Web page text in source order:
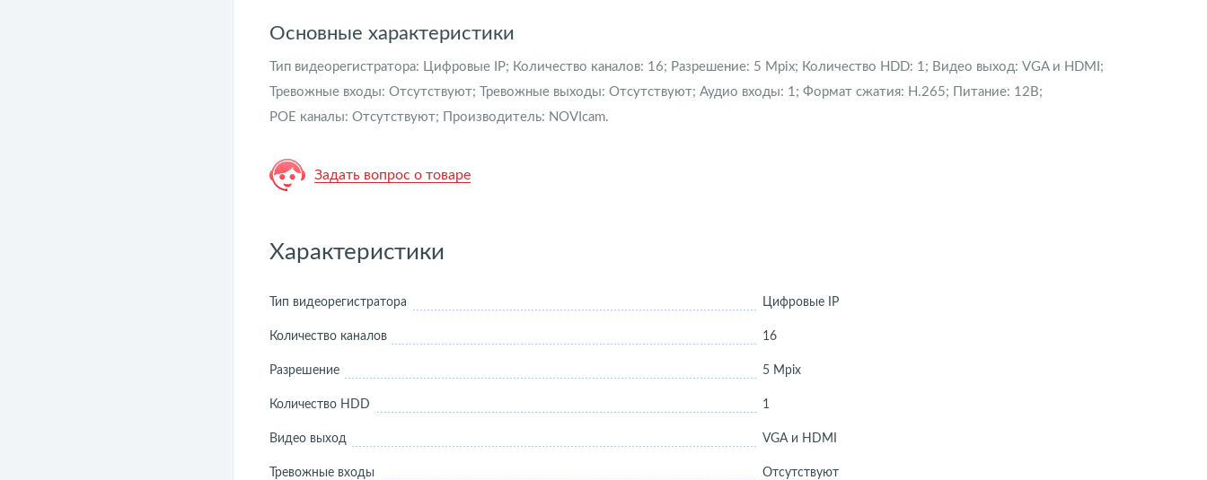
Основные характеристики
Тип видеорегистратора: Цифровые IP Количество каналов: 16 Разрешение: 5 Mpix Количество HDD: 1 Видео выход: VGA и HDMI
Тревожные входы: Отсутствуют Тревожные выходы: Отсутствуют Аудио входы: 1 Формат сжатия: H.265 Питание: 12В
POE каналы: Отсутствуют Производитель: NOVIcam
Задать вопрос о товаре
Характеристики
Тип видеорегистратора Цифровые IP
Количество каналов 16
Разрешение 5 Mpix
Количество HDD 1
Видео выход VGA и HDMI
Тревожные входы Отсутствуют